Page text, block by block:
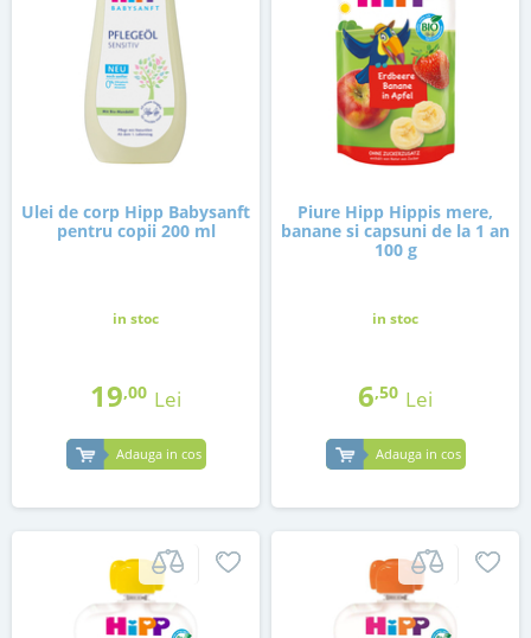
Ulei de corp Hipp Babysanft
pentru copii 200 ml
in stoc
19,00 Lei
Adauga in cos
Piure Hipp Hippis mere,
banane si capsuni de la 1 an
100 g
in stoc
6,50 Lei
Adauga in cos